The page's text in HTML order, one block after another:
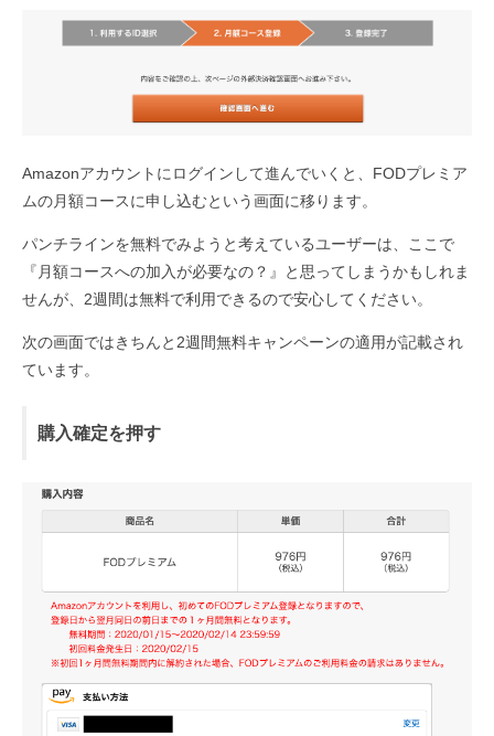
Amazonアカウントにログインして進んでいくと、FODプレミア
ムの月額コースに申し込むという画面に移ります。
パンチラインを無料でみようと考えているユーザーは、ここで
『月額コースへの加入が必要なの？』と思ってしまうかもしれま
せんが、2週間は無料で利用できるので安心してください。
次の画面ではきちんと2週間無料キャンペーンの適用が記載され
ています。
購入確定を押す